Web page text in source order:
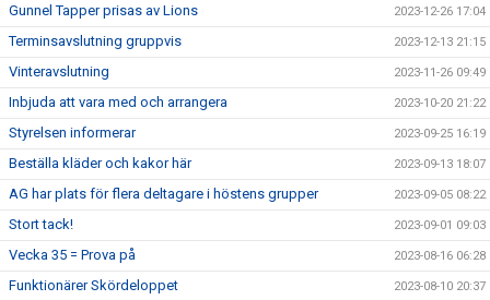
Gunnel Tapper prisas av Lions 2023-12-26 17:04
Terminsavslutning gruppvis 2023-12-13 21:15
Vinteravslutning 2023-11-26 09:49
Inbjuda att vara med och arrangera 2023-10-20 21:22
Styrelsen informerar 2023-09-25 16:19
Beställa kläder och kakor här 2023-09-13 18:07
AG har plats för flera deltagare i höstens grupper 2023-09-05 08:22
Stort tack! 2023-09-01 09:03
Vecka 35 = Prova på 2023-08-16 06:28
Funktionärer Skördeloppet 2023-08-10 20:37